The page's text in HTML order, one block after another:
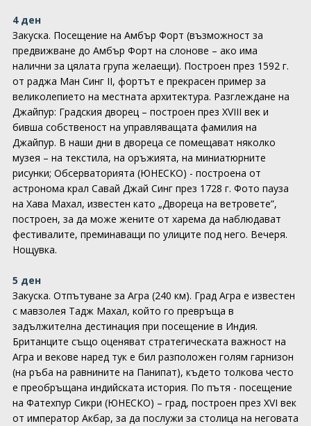
4 ден
Закуска. Посещение на Амбър Форт (възможност за
предвижване до Амбър Форт на слонове – ако има
налични за цялата група желаещи). Построен през 1592 г.
от раджа Ман Синг II, фортът е прекрасен пример за
великолепието на местната архитектура. Разглеждане на
Джайпур: Градския дворец – построен през XVIII век и
бивша собственост на управляващата фамилия на
Джайпур. В наши дни в двореца се помещават няколко
музея – на текстила, на оръжията, на миниатюрните
рисунки; Обсерваторията (ЮНЕСКО) - построена от
астронома крал Савай Джай Синг през 1728 г. Фото пауза
на Хава Махал, известен като „Двореца на ветровете”,
построен, за да може жените от харема да наблюдават
фестивалите, преминаващи по улиците под него. Вечеря.
Нощувка.
5 ден
Закуска. Отпътуване за Агра (240 км). Град Агра е известен
с мавзолея Тадж Махал, който го превръща в
задължителна дестинация при посещение в Индия.
Британците също оценяват стратегическата важност на
Агра и векове наред тук е бил разположен голям гарнизон
(на ръба на равнините на Панипат), където толкова често
е преобръщана индийската история. По пътя - посещение
на Фатехпур Сикри (ЮНЕСКО) – град, построен през XVI век
от император Акбар, за да послужи за столица на неговата